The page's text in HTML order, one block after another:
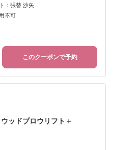
： 張替 沙矢
不可
このクーポンで予約
ッドブロウリフト＋